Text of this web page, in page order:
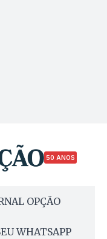
50 ANOS
OPÇÃO
WHATSAPP